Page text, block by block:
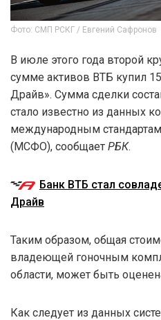
Фото: СМП РСКГ / Евгений Сафронов
В июле этого года второй
сумме активов ВТБ купил
Драйв». Сумма сделки
стало известно из данных
международным
(МСФО), сообщает РБК.
Банк ВТБ стал
Драйв
Таким образом, общая
владеющей гоночным
области, может быть
Как следует из данных